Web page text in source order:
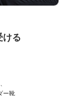
ける
ー靴